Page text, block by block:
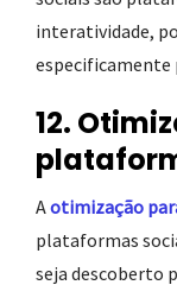
interatividade,
especificamente
12.
Aotimização
plataformas
seja descoberto